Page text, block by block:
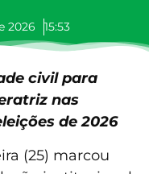
2026 15:53
civil para
nas
de 2026
(25) marcou